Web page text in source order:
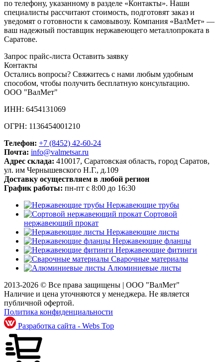
по телефону, указанному в разделе «Контакты». Наши
специалисты рассчитают стоимость, подготовят заказ и
уведомят о готовности к самовывозу. Компания «ВалМет» —
ваш надежный поставщик нержавеющего металлопроката в
Саратове.
Запрос прайс-листа Оставить заявку
Контакты
Остались вопросы? Свяжитесь с нами любым удобным
способом, чтобы получить бесплатную консультацию.
ООО "ВалМет"
ИНН: 6454131069
ОГРН: 1136454001210
Телефон: +7 (8452) 42-60-24
Почта: info@valmetsar.ru
Адрес склада: 410017, Саратовская область, город Саратов,
ул. им Чернышевского Н.Г., д.109
Доставку осуществляем в любой регион
График работы: пн-пт с 8:00 до 16:30
Нержавеющие трубы
Сортовой
нержавеющий прокат
Нержавеющие листы
Нержавеющие фланцы
Нержавеющие фитинги
Сварочные материалы
Алюминиевые листы
2013-2026 © Все права защищены | ООО "ВалМет"
Наличие и цена уточняются у менеджера. Не является
публичной офертой.
Политика конфиденциальности
Разработка сайта - Webs Top